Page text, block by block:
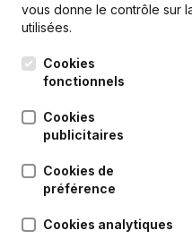
vous donne le contrôle sur
utilisées.
Cookies
fonctionnels
Cookies
publicitaires
Cookies de
préférence
Cookies analytiques
Leuvensesteenweg
248D,
Thème
de la fraude